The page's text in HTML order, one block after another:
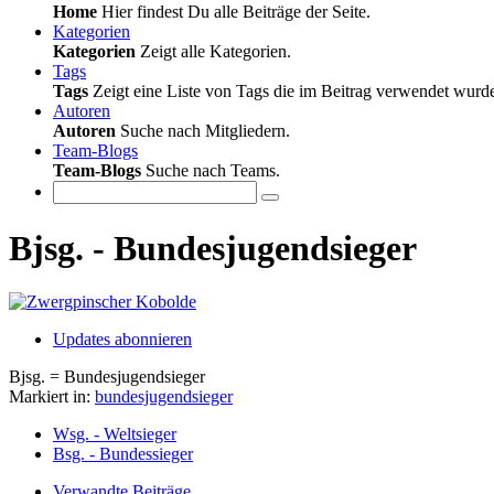
Home Hier findest Du alle Beiträge der Seite.
Kategorien
Kategorien Zeigt alle Kategorien.
Tags
Tags Zeigt eine Liste von Tags die im Beitrag verwendet
Autoren
Autoren Suche nach Mitgliedern.
Team-Blogs
Team-Blogs Suche nach Teams.
Bjsg. - Bundesjugendsieger
Updates abonnieren
Bjsg. = Bundesjugendsieger
Markiert in: bundesjugendsieger
Wsg. - Weltsieger
Bsg. - Bundessieger